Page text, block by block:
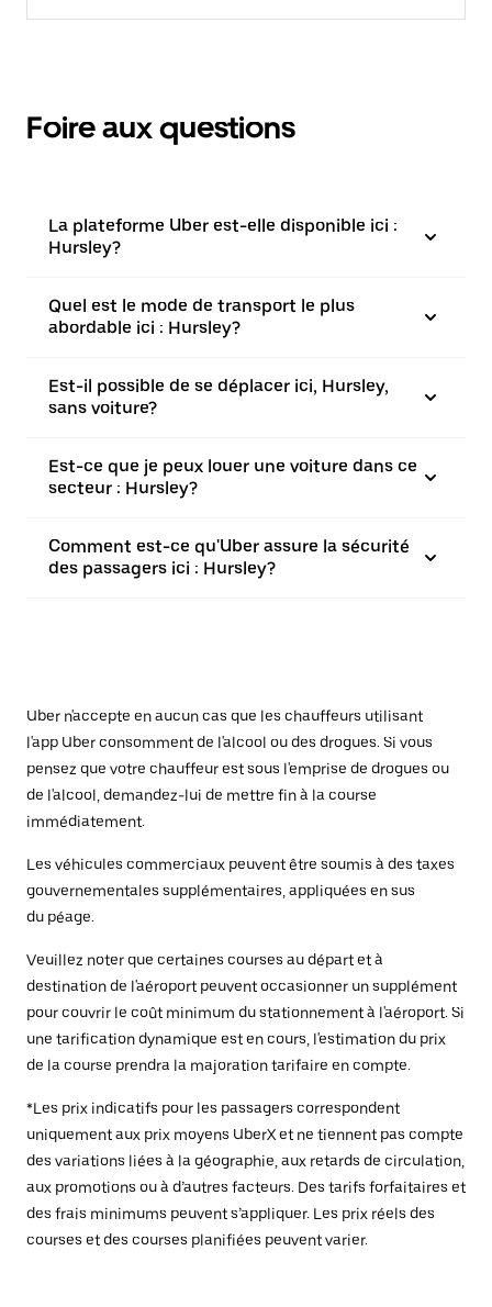
Foire aux questions
La plateforme Uber est-elle disponible ici :
Hursley?
Quel est le mode de transport le plus
abordable ici : Hursley?
Est-il possible de se déplacer ici, Hursley,
sans voiture?
Est-ce que je peux louer une voiture dans ce
secteur : Hursley?
Comment est-ce qu'Uber assure la sécurité
des passagers ici : Hursley?
Uber n'accepte en aucun cas que les chauffeurs utilisant
l'app Uber consomment de l'alcool ou des drogues. Si vous
pensez que votre chauffeur est sous l'emprise de drogues ou
de l'alcool, demandez-lui de mettre fin à la course
immédiatement.
Les véhicules commerciaux peuvent être soumis à des taxes
gouvernementales supplémentaires, appliquées en sus
du péage.
Veuillez noter que certaines courses au départ et à
destination de l'aéroport peuvent occasionner un supplément
pour couvrir le coût minimum du stationnement à l'aéroport. Si
une tarification dynamique est en cours, l'estimation du prix
de la course prendra la majoration tarifaire en compte.
*Les prix indicatifs pour les passagers correspondent
uniquement aux prix moyens UberX et ne tiennent pas compte
des variations liées à la géographie, aux retards de circulation,
aux promotions ou à d’autres facteurs. Des tarifs forfaitaires et
des frais minimums peuvent s’appliquer. Les prix réels des
courses et des courses planifiées peuvent varier.